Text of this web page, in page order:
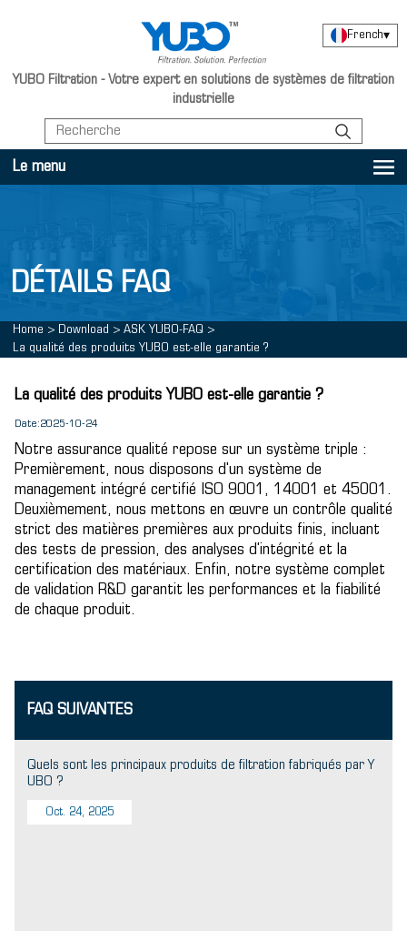
YUBO Filtration - Votre expert en solutions de systèmes de filtration
industrielle
French▾
Le menu
DÉTAILS FAQ
Home > Download > ASK YUBO-FAQ >
La qualité des produits YUBO est-elle garantie ?
La qualité des produits YUBO est-elle garantie ?
Date:2025-10-24
Notre assurance qualité repose sur un système triple :
Premièrement, nous disposons d'un système de
management intégré certifié ISO 9001, 14001 et 45001.
Deuxièmement, nous mettons en œuvre un contrôle qualité
strict des matières premières aux produits finis, incluant
des tests de pression, des analyses d'intégrité et la
certification des matériaux. Enfin, notre système complet
de validation R&D garantit les performances et la fiabilité
de chaque produit.
FAQ SUIVANTES
Quels sont les principaux produits de filtration fabriqués par Y
UBO ?
Oct. 24, 2025